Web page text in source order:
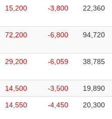
15,200 -3,800 22,360
72,200 -6,800 94,720
29,200 -6,059 38,785
14,500 -3,500 19,890
14,550 -4,450 20,300